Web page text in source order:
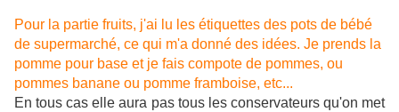
Pour la partie fruits, j'ai lu les étiquettes des pots de bébé
de supermarché, ce qui m'a donné des idées. Je prends la
pomme pour base et je fais compote de pommes, ou
pommes banane ou pomme framboise, etc...
En tous cas elle aura pas tous les conservateurs qu'on met